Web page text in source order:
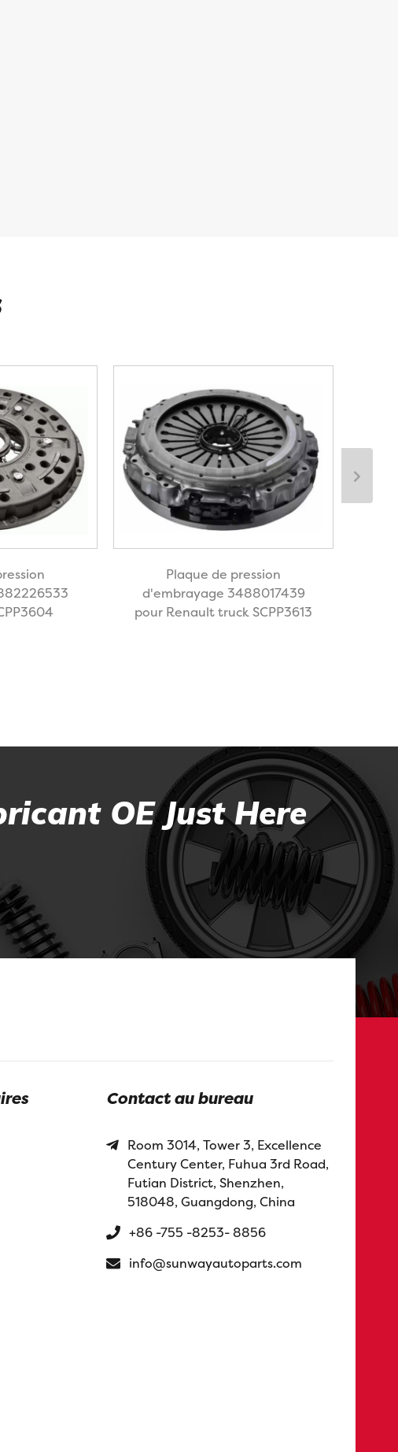
Plaque de pression
d'embrayage 3488017439
pour Renault truck SCPP3613
OE Just Here
Contact au bureau
Room 3014, Tower 3, Excellence
Century Center, Fuhua 3rd Road,
Futian District, Shenzhen,
518048, Guangdong, China
+86 -755 -8253- 8856
info@sunwayautoparts.com